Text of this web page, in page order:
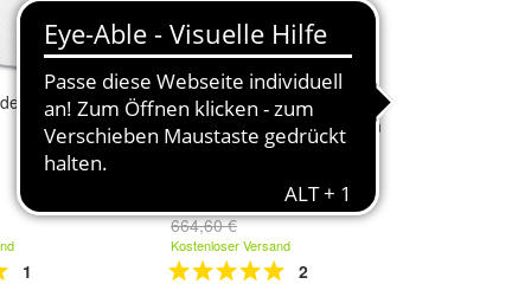
Innenstation
1
DoorBird IP Video Türstation
D1100E Engineering Edition
664,60 €
Kostenloser Versand
2